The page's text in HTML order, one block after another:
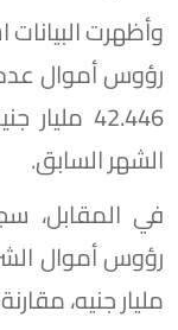
وأظهرت
رؤوس أموال
الشهر السابق.
في المقابل،
مليار جنيه، مقارنة بنحو 100.582